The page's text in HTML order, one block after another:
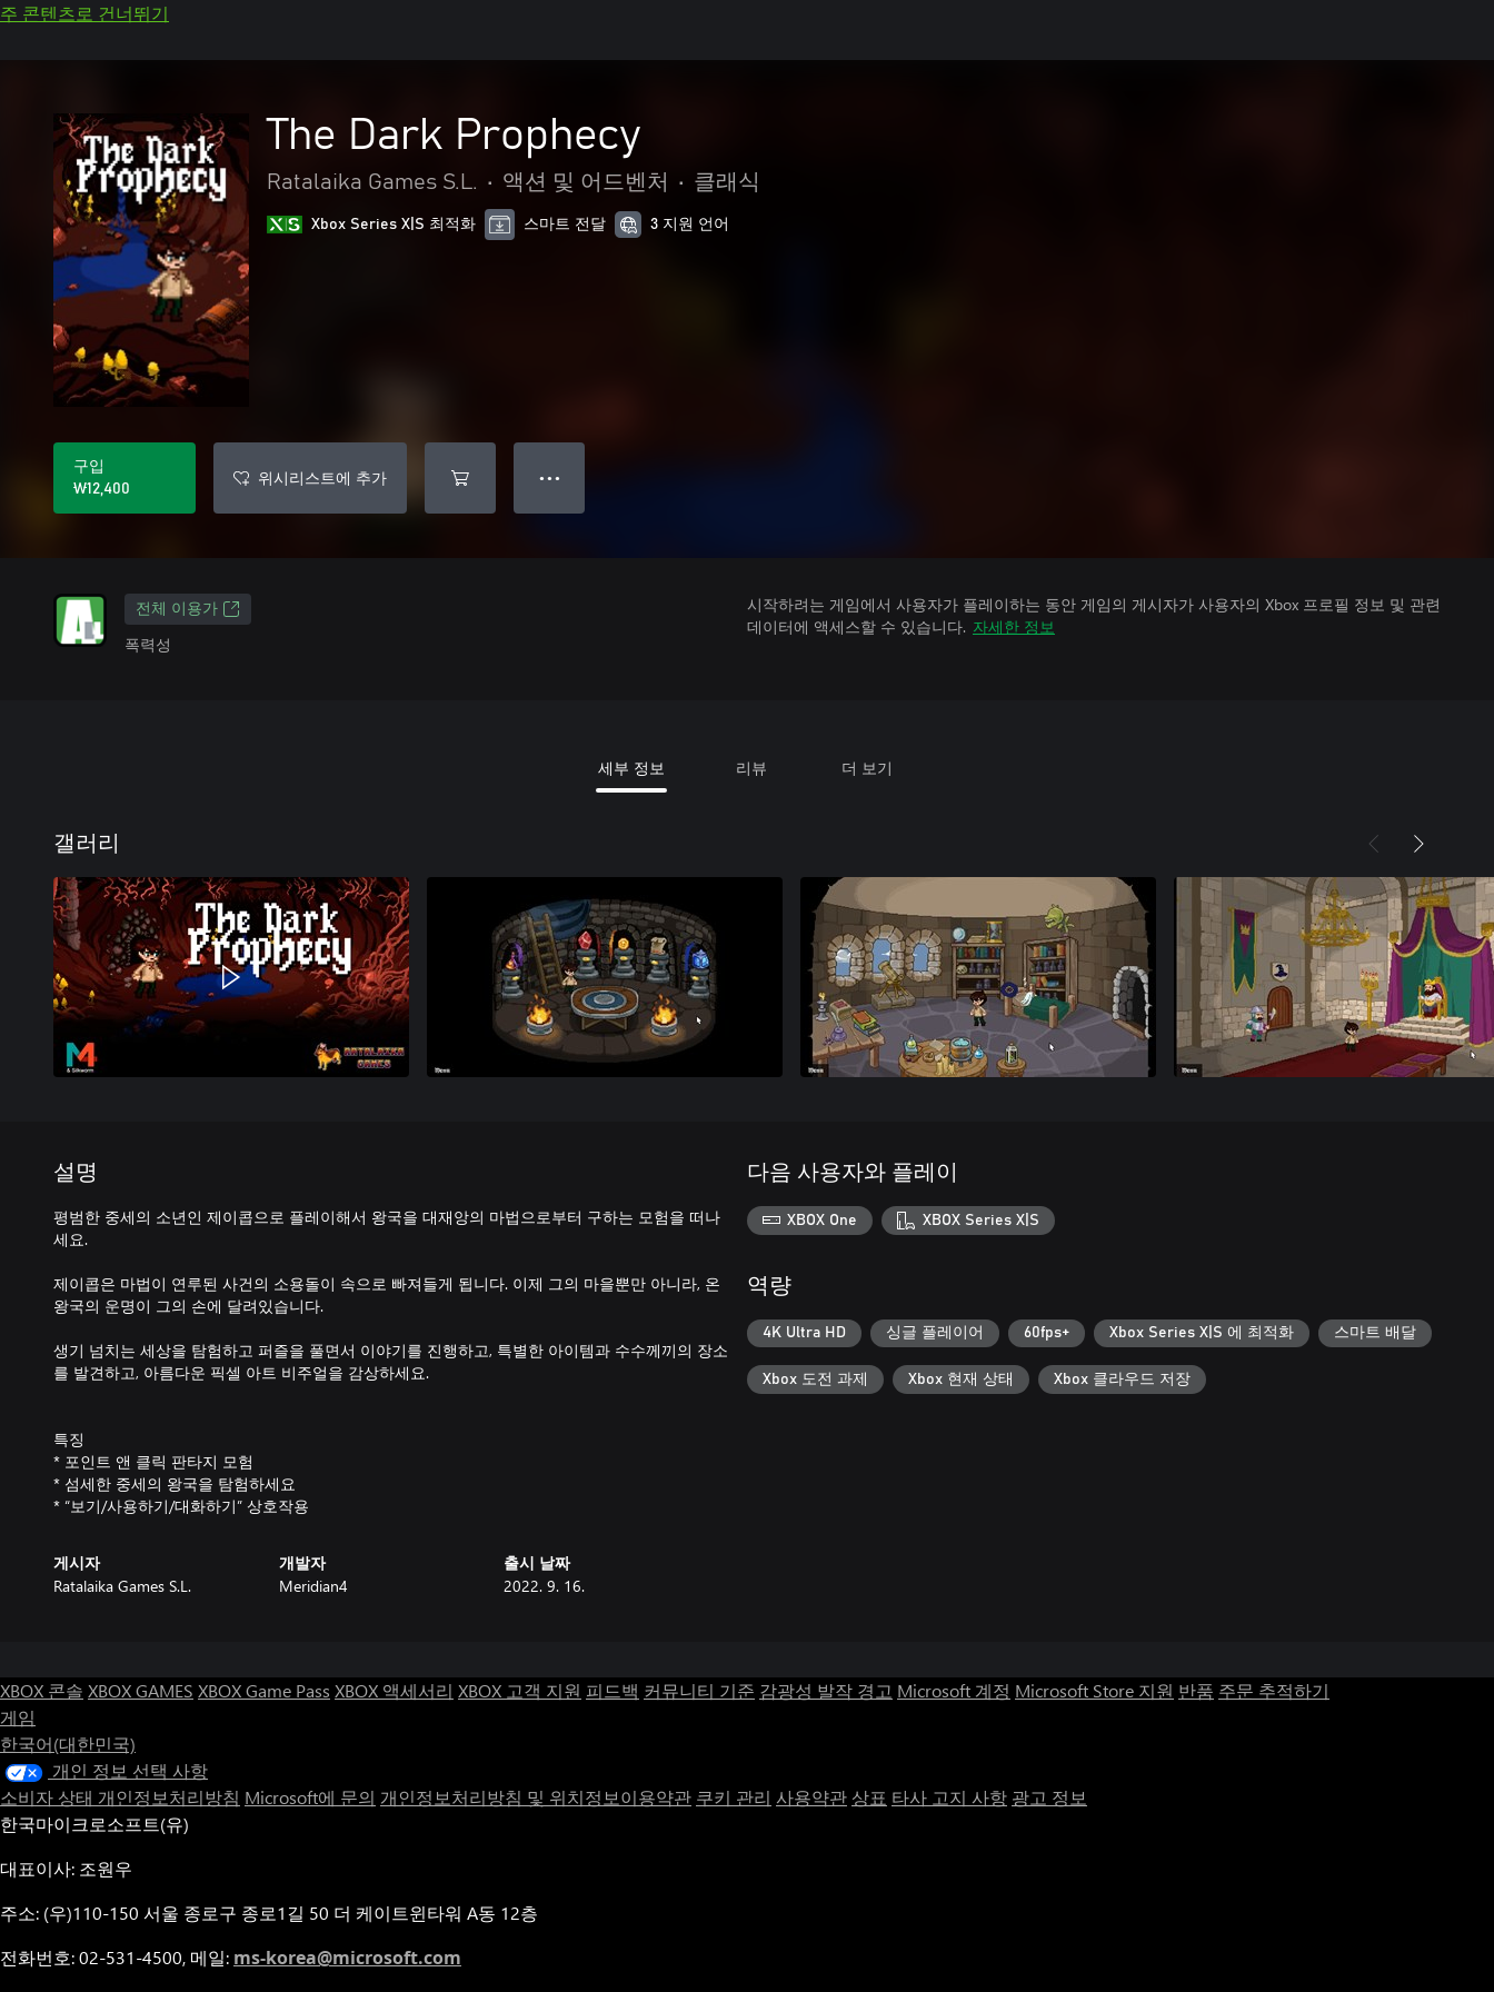
주 콘텐츠로 건너뛰기
The Dark Prophecy
Ratalaika Games S.L. • 액션 및 어드벤처 • 클래식
Xbox Series X|S 최적화 스마트 전달 3 지원 언어
구입
₩12,400
위시리스트에 추가 ● ● ●
전체 이용가
폭력성
시작하려는 게임에서 사용자가 플레이하는 동안 게임의 게시자가 사용자의 Xbox 프로필 정보 및 관련
데이터에 액세스할 수 있습니다. 자세한 정보
세부 정보 리뷰 더 보기
갤러리
설명
평범한 중세의 소년인 제이콥으로 플레이해서 왕국을 대재앙의 마법으로부터 구하는 모험을 떠나
세요.
제이콥은 마법이 연루된 사건의 소용돌이 속으로 빠져들게 됩니다. 이제 그의 마을뿐만 아니라, 온
왕국의 운명이 그의 손에 달려있습니다.
생기 넘치는 세상을 탐험하고 퍼즐을 풀면서 이야기를 진행하고, 특별한 아이템과 수수께끼의 장소
를 발견하고, 아름다운 픽셀 아트 비주얼을 감상하세요.
특징
* 포인트 앤 클릭 판타지 모험
* 섬세한 중세의 왕국을 탐험하세요
* “보기/사용하기/대화하기” 상호작용
게시자
Ratalaika Games S.L.
개발자
Meridian4
출시 날짜
2022. 9. 16.
다음 사용자와 플레이
XBOX One XBOX Series X|S
역량
4K Ultra HD 싱글 플레이어 60fps+ Xbox Series X|S 에 최적화 스마트 배달
Xbox 도전 과제 Xbox 현재 상태 Xbox 클라우드 저장
XBOX 콘솔 XBOX GAMES XBOX Game Pass XBOX 액세서리 XBOX 고객 지원 피드백 커뮤니티 기준 감광성 발작 경고 Microsoft 계정 Microsoft Store 지원 반품 주문 추적하기
게임
한국어(대한민국)
개인 정보 선택 사항
소비자 상태 개인정보처리방침 Microsoft에 문의 개인정보처리방침 및 위치정보이용약관 쿠키 관리 사용약관 상표 타사 고지 사항 광고 정보
한국마이크로소프트(유)
대표이사: 조원우
주소: (우)110-150 서울 종로구 종로1길 50 더 케이트윈타워 A동 12층
전화번호: 02-531-4500, 메일: ms-korea@microsoft.com